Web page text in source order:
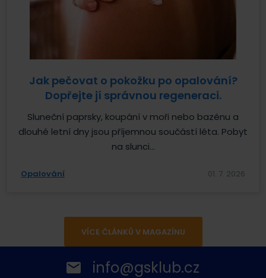
Jak pečovat o pokožku po opalování?
Dopřejte jí správnou regeneraci.
Sluneční paprsky, koupání v moři nebo bazénu a
dlouhé letní dny jsou příjemnou součástí léta. Pobyt
na slunci...
Opalování 01. 7. 2026
VÍCE ČLÁNKŮ V MAGAZÍNU
info@gsklub.cz